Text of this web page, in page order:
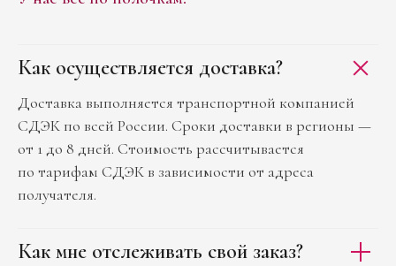
Как осуществляется доставка?
Доставка выполняется транспортной компанией
СДЭК по всей России. Сроки доставки в регионы —
от 1 до 8 дней. Стоимость рассчитывается
по тарифам СДЭК в зависимости от адреса
получателя.
Как мне отслеживать свой заказ?